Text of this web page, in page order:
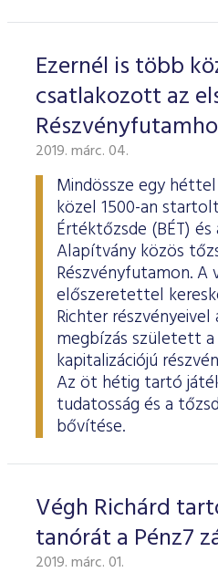
Ezernél is több
csatlakozott az
2019. márc. 04.
Mindössze egy
közel 1500-an
Értéktőzsde (BÉT)
Alapítvány közös
Részvényfutamon. A
előszeretettel
Richter
megbízás született
kapitalizációjú
Az öt hétig tartó
tudatosság és a
bővítése.
Végh Richárd
tanórát a Pénz7
2019. márc. 01.